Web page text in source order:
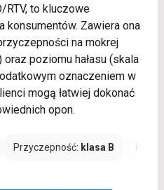
RTV, to kluczowe
konsumentów. Zawiera ona
na mokrej
poziomu hałasu (skala
oznaczeniem w
mogą łatwiej dokonać
opon.
Przyczepność: klasa B